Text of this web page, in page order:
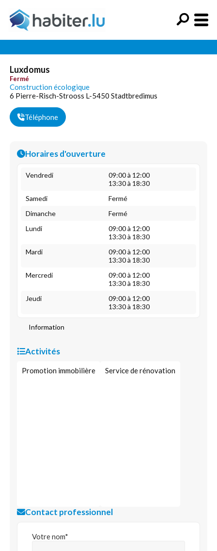
Luxdomus
Fermé
Construction écologique
6 Pierre-Risch-Strooss L-5450 Stadtbredimus
Téléphone
Horaires d'ouverture
Vendredi
09:00 à 12:00
13:30 à 18:30
Samedi
Fermé
Dimanche
Fermé
Lundi
09:00 à 12:00
13:30 à 18:30
Mardi
09:00 à 12:00
13:30 à 18:30
Mercredi
09:00 à 12:00
13:30 à 18:30
Jeudi
09:00 à 12:00
13:30 à 18:30
Information
Activités
Promotion immobilière Service de rénovation
Contact professionnel
Votre nom*